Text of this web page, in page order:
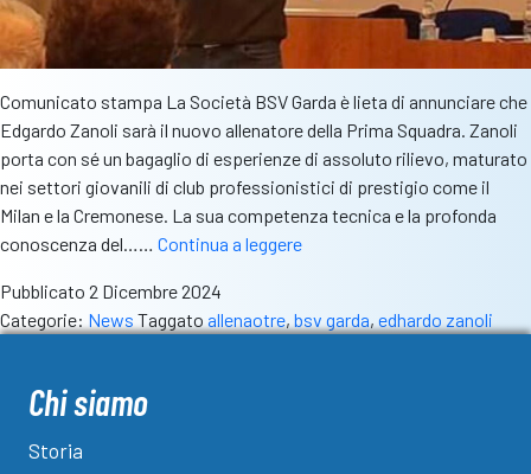
Comunicato stampa La Società BSV Garda è lieta di annunciare che
Edgardo Zanoli sarà il nuovo allenatore della Prima Squadra. Zanoli
porta con sé un bagaglio di esperienze di assoluto rilievo, maturato
nei settori giovanili di club professionistici di prestigio come il
Milan e la Cremonese. La sua competenza tecnica e la profonda
conoscenza del…… Continua a leggereEdgardo
allenatore
Pubblicato 2 Dicembre 2024
Categorie: News Taggato allenaotre, bsv garda, edhardo zanoli
Chi siamo
Storia